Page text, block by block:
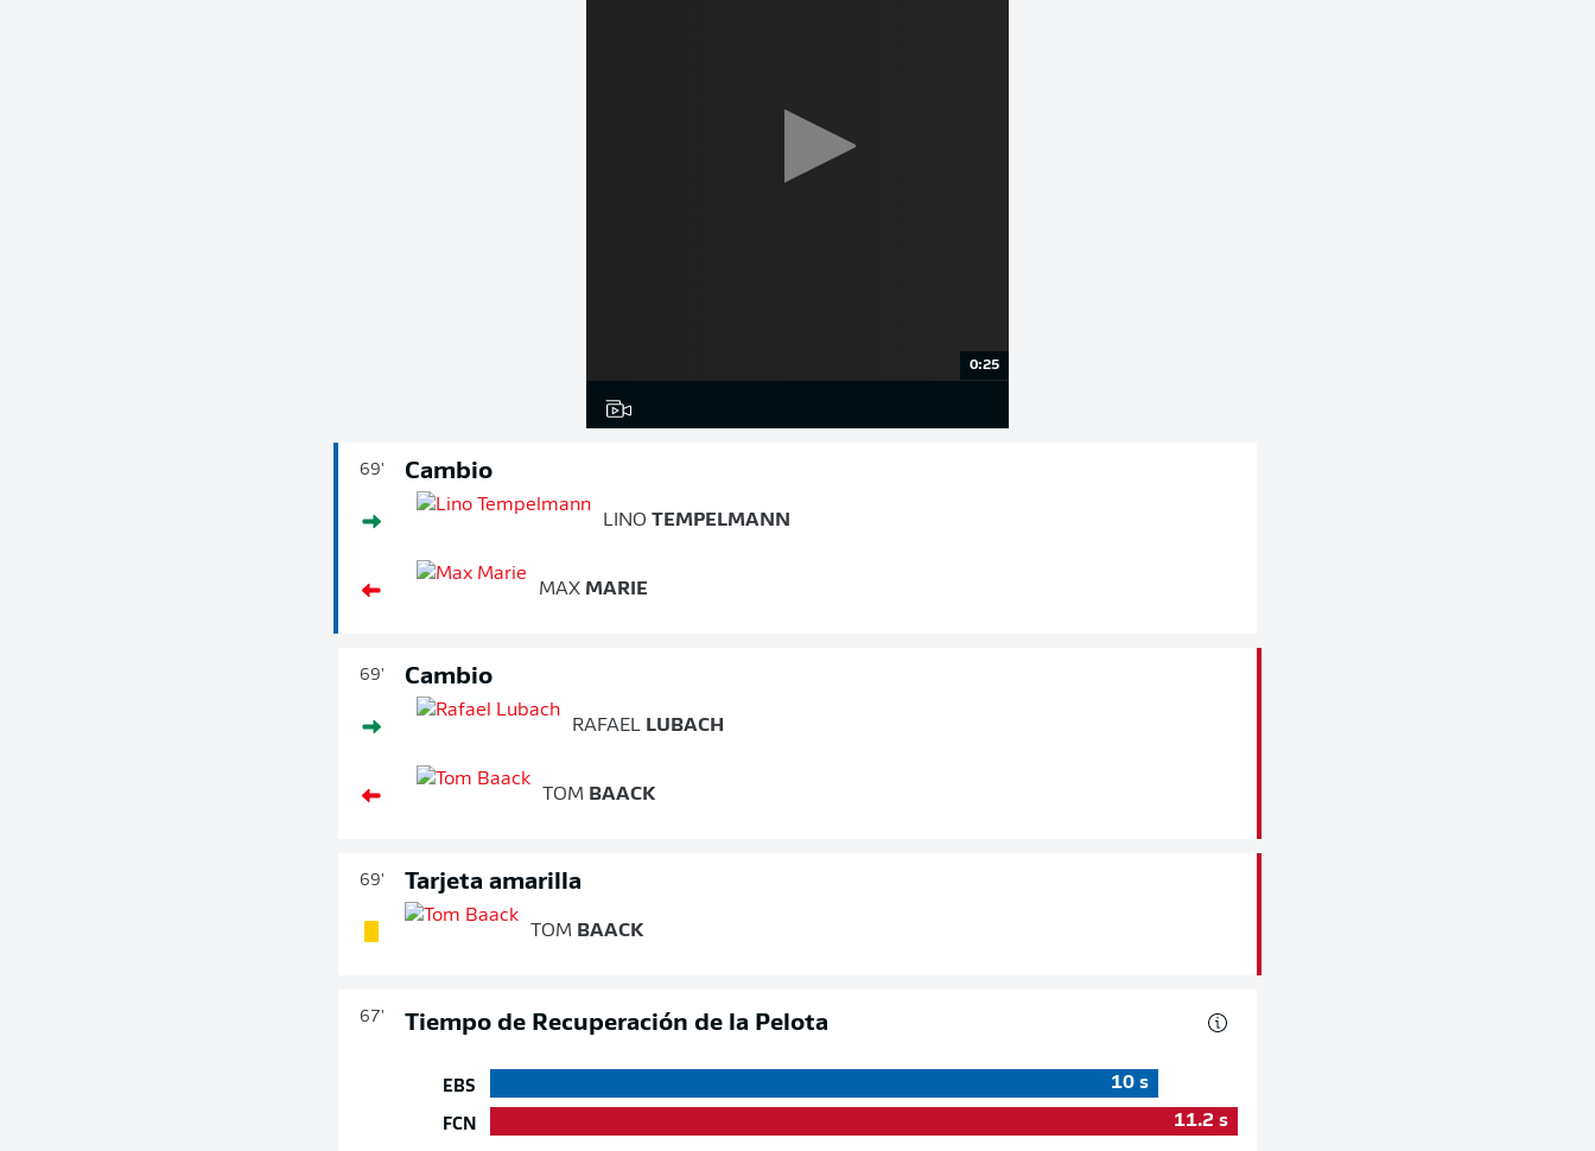
0:25
69' Cambio
LINO TEMPELMANN
MAX MARIE
69' Cambio
RAFAEL LUBACH
TOM BAACK
69' Tarjeta amarilla
TOM BAACK
67' Tiempo de Recuperación de la Pelota
EBS
FCN
10 s
11.2 s